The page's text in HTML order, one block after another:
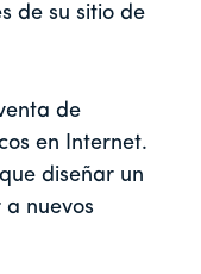
de su sitio de
de
en Internet.
diseñar un
nuevos